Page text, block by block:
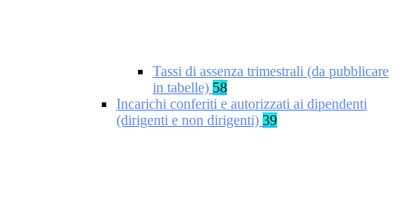
Tassi di assenza trimestrali (da pubblicare
in tabelle) 58
Incarichi conferiti e autorizzati ai dipendenti
(dirigenti e non dirigenti) 39